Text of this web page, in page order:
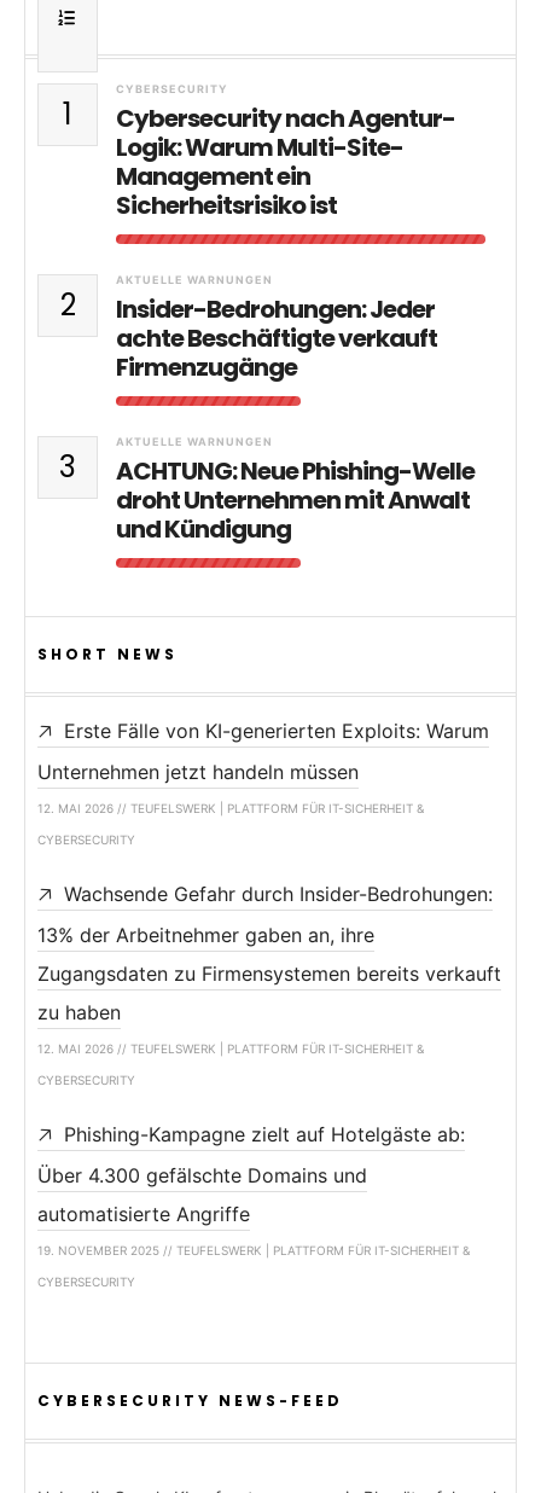
1
CYBERSECURITY
Cybersecurity nach Agentur-
Logik: Warum Multi-Site-
Management ein
Sicherheitsrisiko ist
2
AKTUELLE WARNUNGEN
Insider-Bedrohungen: Jeder
achte Beschäftigte verkauft
Firmenzugänge
3
AKTUELLE WARNUNGEN
ACHTUNG: Neue Phishing-Welle
droht Unternehmen mit Anwalt
und Kündigung
SHORT NEWS
Erste Fälle von KI-generierten Exploits: Warum
Unternehmen jetzt handeln müssen
12. MAI 2026 // TEUFELSWERK | PLATTFORM FÜR IT-SICHERHEIT &
CYBERSECURITY
Wachsende Gefahr durch Insider-Bedrohungen:
13% der Arbeitnehmer gaben an, ihre
Zugangsdaten zu Firmensystemen bereits verkauft
zu haben
12. MAI 2026 // TEUFELSWERK | PLATTFORM FÜR IT-SICHERHEIT &
CYBERSECURITY
Phishing-Kampagne zielt auf Hotelgäste ab:
Über 4.300 gefälschte Domains und
automatisierte Angriffe
19. NOVEMBER 2025 // TEUFELSWERK | PLATTFORM FÜR IT-SICHERHEIT &
CYBERSECURITY
CYBERSECURITY NEWS-FEED